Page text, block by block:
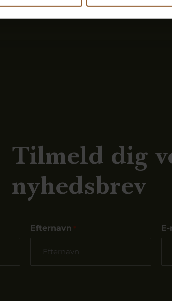
Tilmeld dig
nyhedsbrev
Efternavn *